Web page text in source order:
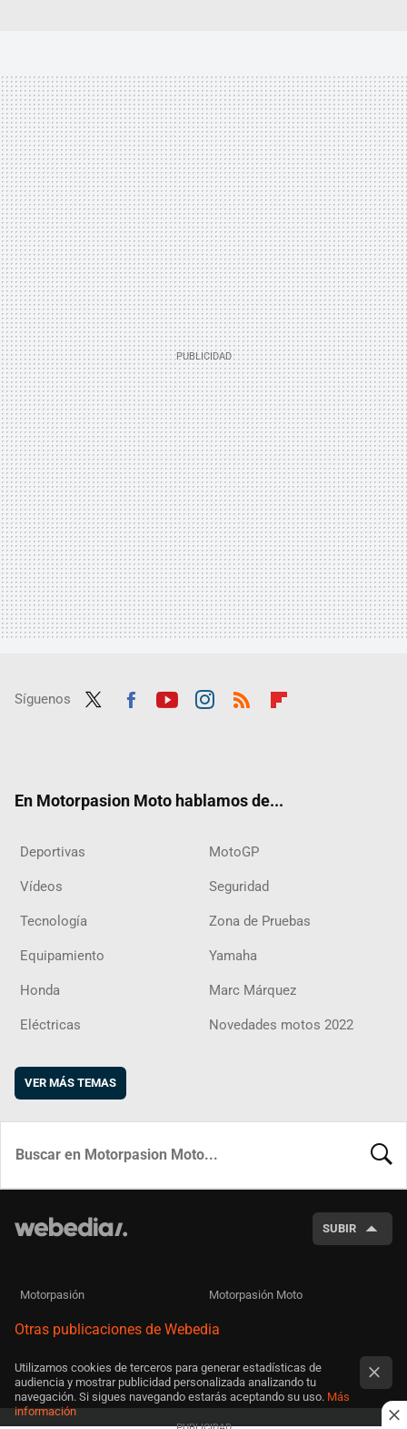
Síguenos
En Motorpasion Moto hablamos de...
Deportivas MotoGP
Vídeos Seguridad
Tecnología Zona de Pruebas
Equipamiento Yamaha
Honda Marc Márquez
Eléctricas Novedades motos 2022
VER MÁS TEMAS
SUBIR
Motorpasión Motorpasión Moto
Otras publicaciones de Webedia
Utilizamos cookies de terceros para generar estadísticas de
audiencia y mostrar publicidad personalizada analizando tu
navegación. Si sigues navegando estarás aceptando su uso. Más
información